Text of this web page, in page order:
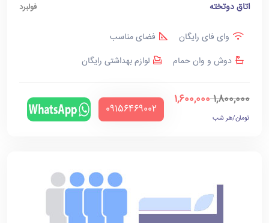
اتاق دوتخته فولبرد
وای فای رایگان
فضای مناسب
دوش و وان حمام
لوازم بهداشتی رایگان
1,800,000
1,600,000
تومان/هر شب
‪09156469002‬